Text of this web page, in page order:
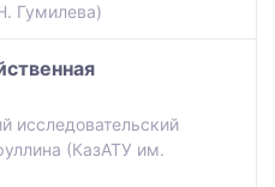
Гумилева)
исследовательский
(КазАТУ им.